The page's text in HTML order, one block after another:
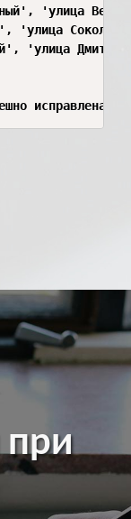
'улица
'улица
'улица
исправлена
при